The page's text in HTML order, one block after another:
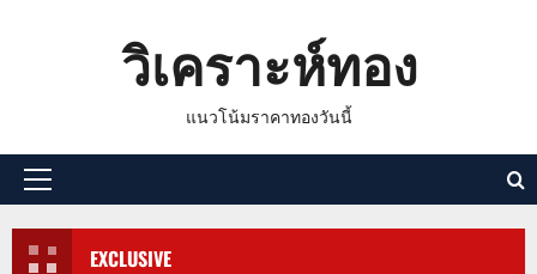
วิเคราะห์ทอง
แนวโน้มราคาทองวันนี้
Primary
EXCLUSIVE